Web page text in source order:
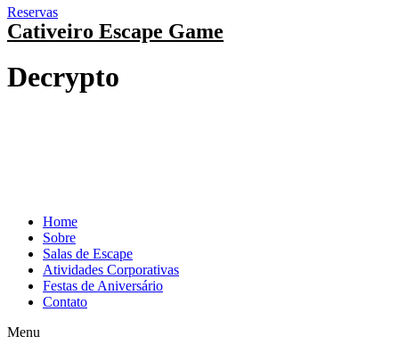
Reservas
Cativeiro Escape Game
Decrypto
Home
Sobre
Salas de Escape
Atividades Corporativas
Festas de Aniversário
Contato
Menu